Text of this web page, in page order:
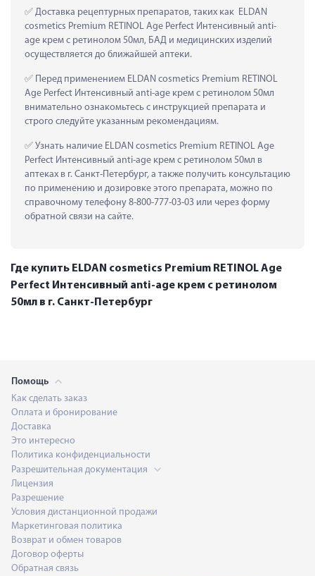
Доставка рецептурных препаратов, таких как  ELDAN
cosmetics Premium RETINOL Age Perfect Интенсивный anti-
age крем с ретинолом 50мл, БАД и медицинских изделий
осуществляется до ближайшей аптеки.
Перед применением ELDAN cosmetics Premium RETINOL
Age Perfect Интенсивный anti-age крем с ретинолом 50мл
внимательно ознакомьтесь с инструкцией препарата и
строго следуйте указанным рекомендациям.
Узнать наличие ELDAN cosmetics Premium RETINOL Age
Perfect Интенсивный anti-age крем с ретинолом 50мл в
аптеках в г. Санкт-Петербург, а также получить консультацию
по применению и дозировке этого препарата, можно по
справочному телефону 8-800-777-03-03 или через форму
обратной связи на сайте.
Где купить ELDAN cosmetics Premium RETINOL Age
Perfect Интенсивный anti-age крем с ретинолом
50мл в г. Санкт-Петербург
Помощь
Как сделать заказ
Оплата и бронирование
Доставка
Это интересно
Политика конфиденциальности
Разрешительная документация
Лицензия
Разрешение
Условия дистанционной продажи
Маркетинговая политика
Возврат и обмен товаров
Договор оферты
Обратная связь